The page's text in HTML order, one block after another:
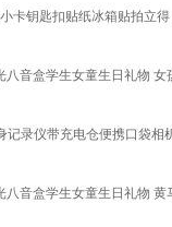
卡钥匙扣贴纸冰箱贴拍立得
音盒学生女童生日礼物
录仪带充电仓便携口袋相
音盒学生女童生日礼物 黄